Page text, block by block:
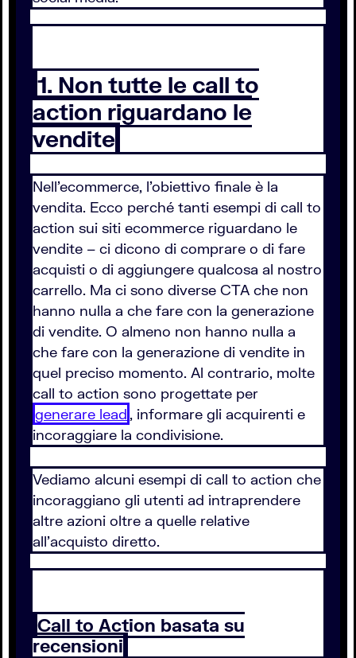
1. Non tutte le call to
action riguardano le
vendite
Nell’ecommerce, l’obiettivo finale è la
vendita. Ecco perché tanti esempi di call to
action sui siti ecommerce riguardano le
vendite – ci dicono di comprare o di fare
acquisti o di aggiungere qualcosa al nostro
carrello. Ma ci sono diverse CTA che non
hanno nulla a che fare con la generazione
di vendite. O almeno non hanno nulla a
che fare con la generazione di vendite in
quel preciso momento. Al contrario, molte
call to action sono progettate per
generare lead , informare gli acquirenti e
incoraggiare la condivisione.
Vediamo alcuni esempi di call to action che
incoraggiano gli utenti ad intraprendere
altre azioni oltre a quelle relative
all’acquisto diretto.
Call to Action basata su
recensioni